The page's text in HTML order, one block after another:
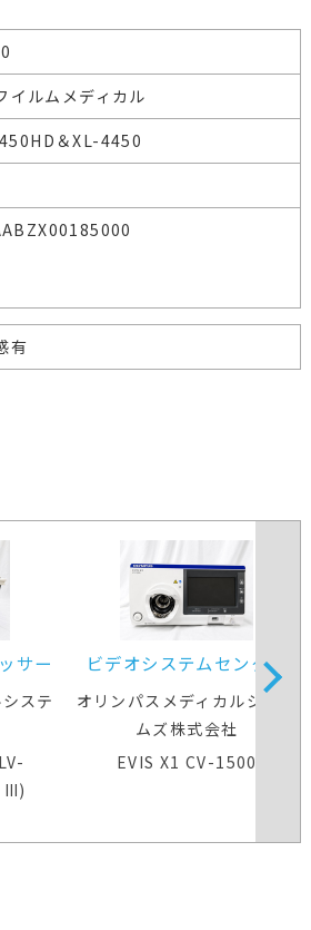
イルムメディカル
＆XL-4450
有
サー
ステ
Ⅲ)
ビデオシステムセンター
オリンパスメディカルシステ
ムズ株式会社
EVIS X1 CV-1500